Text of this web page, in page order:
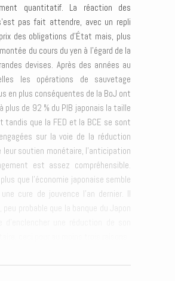
quantitatif. La réaction des
pas fait attendre, avec un repli
des obligations d’État mais, plus
du cours du yen à l’égard de la
devises. Après des années au
les opérations de sauvetage
en plus conséquentes de la BoJ ont
plus de 92 % du PIB japonais la taille
tandis que la FED et la BCE se sont
sur la voie de la réduction
leur soutien monétaire, l’anticipation
est assez compréhensible.
que l’économie japonaise semble
cure de jouvence l’an dernier. Il
probable que la banque du Japon